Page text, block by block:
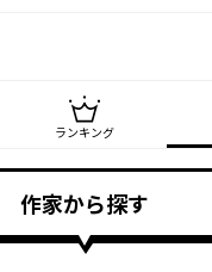
コミ
ランキング
作家から探す